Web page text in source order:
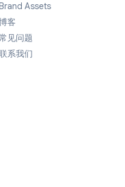
，用完之后又能迅速收
Workspace之后，
Assets
客
见问题
系我们